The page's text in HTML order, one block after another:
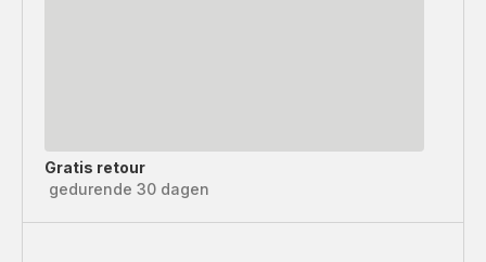
Gratis retour
gedurende 30 dagen